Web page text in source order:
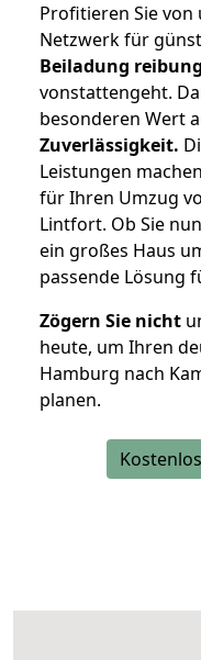
Profitieren Sie
Netzwerk für
Beiladung
vonstattengeht.
besonderen Wert
Zuverlässigkeit.
Leistungen
für Ihren Umzug
Lintfort. Ob Sie
ein großes Haus
passende Lösung
Zögern Sie nicht
heute, um Ihren
Hamburg nach
planen.